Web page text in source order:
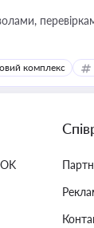
комплекс